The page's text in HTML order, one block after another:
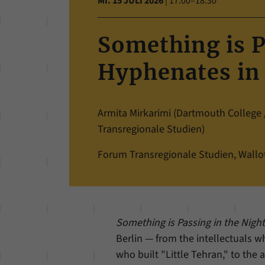
Something is
Hyphenates
Armita Mirkarimi (Dartmouth College
Transregionale Studien)
Forum Transregionale Studien,
Something is Passing in the Night
Berlin — from the intellectuals
who built "Little Tehran," to the